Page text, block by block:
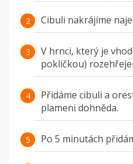
Cibuli nakrájíme
V hrnci, který je
pokličkou)
Přidáme cibuli a
plameni dohněda.
Po 5 minutách